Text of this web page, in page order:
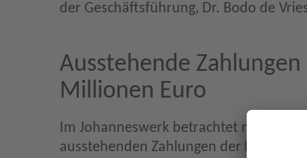
der Geschäftsführung, Dr. Bodo de
Ausstehende
Millionen Euro
Im Johanneswerk betrachtet man
ausstehenden Zahlungen der